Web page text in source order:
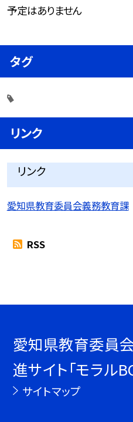
予定はありません
タグ
リンク
リンク
愛知県教育委員会義務教育課
RSS
愛知県教育委員
進サイト「モラル
サイトマップ